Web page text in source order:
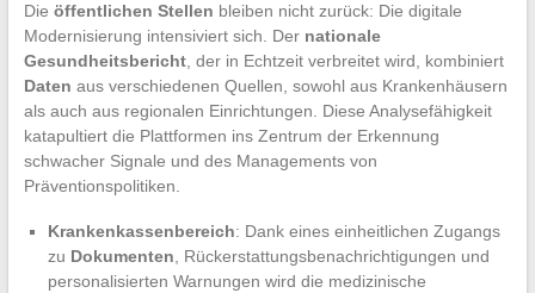
Die öffentlichen Stellen bleiben nicht zurück: Die digitale
Modernisierung intensiviert sich. Der nationale
Gesundheitsbericht, der in Echtzeit verbreitet wird, kombiniert
Daten aus verschiedenen Quellen, sowohl aus Krankenhäusern
als auch aus regionalen Einrichtungen. Diese Analysefähigkeit
katapultiert die Plattformen ins Zentrum der Erkennung
schwacher Signale und des Managements von
Präventionspolitiken.
Krankenkassenbereich: Dank eines einheitlichen Zugangs
zu Dokumenten , Rückerstattungsbenachrichtigungen und
personalisierten Warnungen wird die medizinische